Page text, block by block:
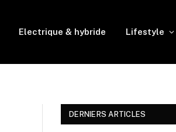
Electrique & hybride Lifestyle
DERNIERS ARTICLES